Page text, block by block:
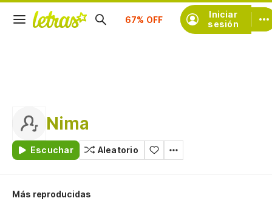
Iniciar
sesión
Suscríbete
Nima
Escuchar Aleatorio
Más reproducidas